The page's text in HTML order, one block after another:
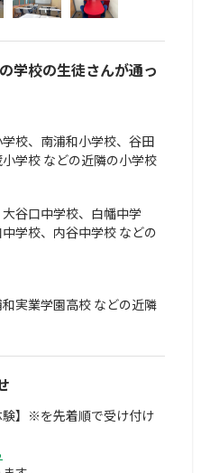
学校の生徒さんが通っ
校、南浦和小学校、谷田
学校 などの近隣の小学校
谷口中学校、白幡中学
学校、内谷中学校 などの
実業学園高校 などの近隣
】※を先着順で受け付け